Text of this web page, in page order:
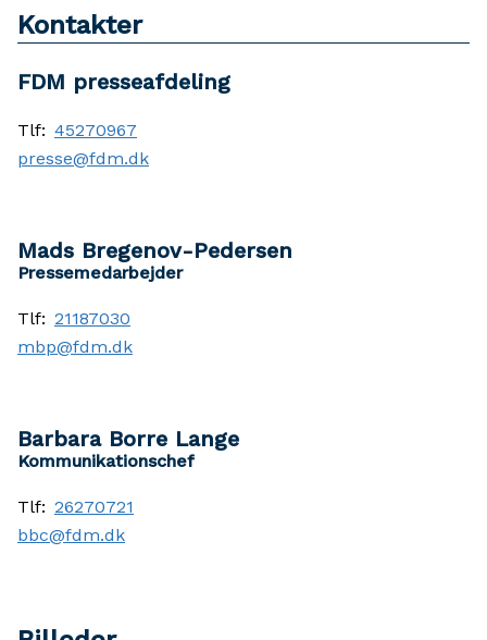
Kontakter
FDM presseafdeling
Tlf: 45270967
presse@fdm.dk
Mads Bregenov-Pedersen
Pressemedarbejder
Tlf: 21187030
mbp@fdm.dk
Barbara Borre Lange
Kommunikationschef
Tlf: 26270721
bbc@fdm.dk